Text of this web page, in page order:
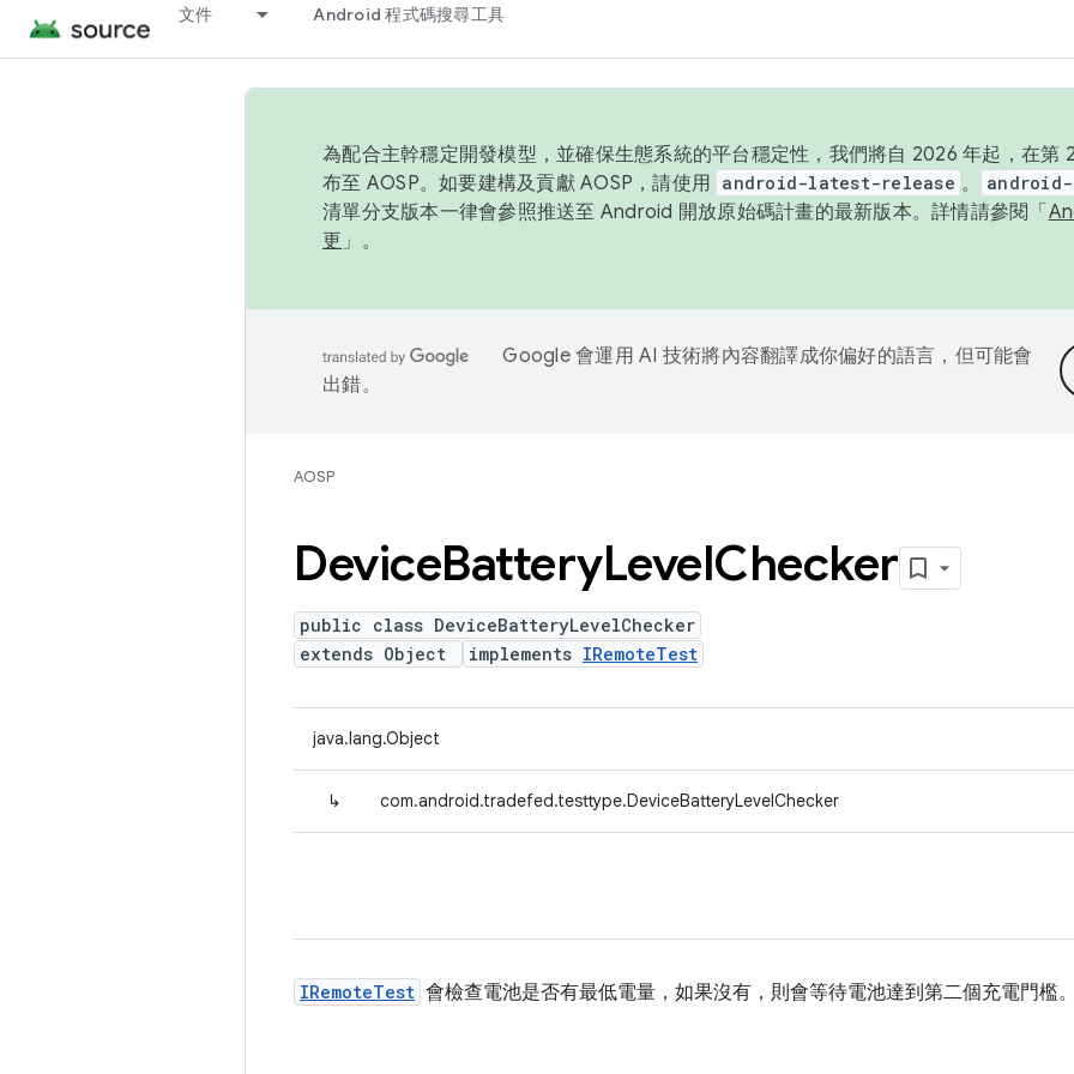
文件 Android 程式碼搜尋工具
為配合主幹穩定開發模型，並確保生態系統的平台穩定性，我們將自 2026 年起，在第
布至 AOSP。如要建構及貢獻 AOSP，請使用 android-latest-release 。
清單分支版本一律會參照推送至 Android 開放原始碼計畫的最新版本。詳情請參閱「
更 」。
Google 會運用 AI 技術將內容翻譯成你偏好的語言，但可能會
出錯。
AOSP
DeviceBatteryLevelChecker
public class DeviceBatteryLevelChecker
extends Object
implements IRemoteTest
java.lang.Object
↳ com.android.tradefed.testtype.DeviceBatteryLevelChecker
IRemoteTest 會檢查電池是否有最低電量，如果沒有，則會等待電池達到第二個充電門檻